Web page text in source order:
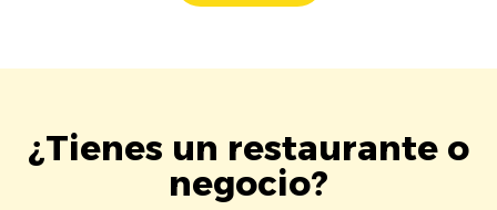
¿Tienes un restaurante o
negocio?